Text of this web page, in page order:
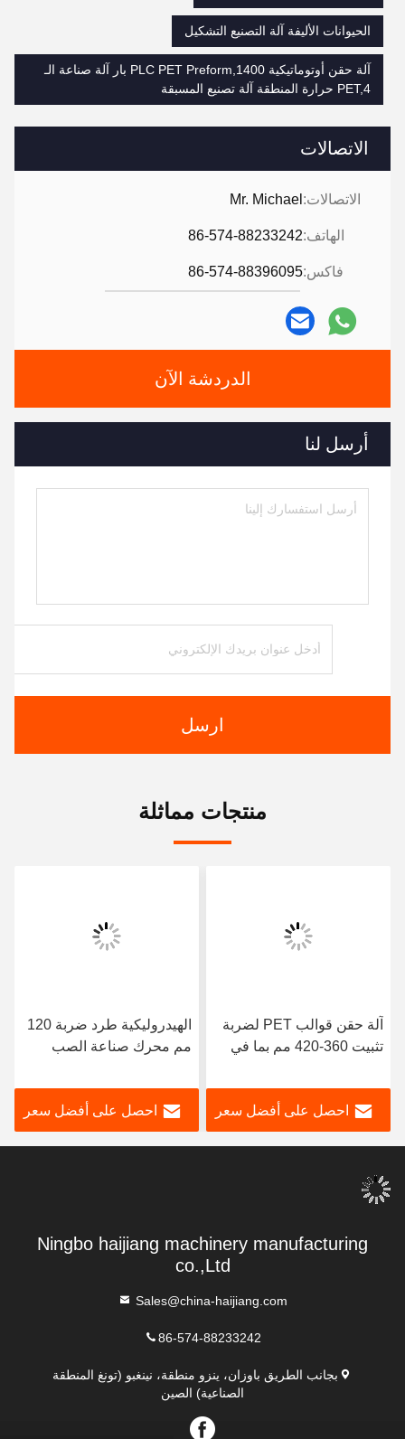
الاتصالات
الاتصالات: Mr. Michael
الهاتف:86-574-88233242
فاكس:86-574-88396095
الدردشة الآن
أرسل لنا
ارسل
الحيوانات الأليفة آلة التصنيع التشكيل
آلة حقن أوتوماتيكية PLC PET Preform,1400 بار آلة صناعة الـ
PET,4 حرارة المنطقة آلة تصنيع المسبقة
منتجات مماثلة
آلة حقن قوالب PET لضربة
تثبيت 360-420 مم بما في
5 قطع قاذف لإنتاج ثابت
احصل على أفضل سعر
الهيدروليكية طرد ضربة 120
مم محرك صناعة الصب
تي مع NAK80 مادة القالب
ومدى ضربة التثبيت 360
420 مم
احصل على أفضل سعر
Ningbo haijiang machinery manufacturing
co.,Ltd
Sales@china-haijiang.com
86-574-88233242
بجانب الطريق باوزان، ينزو منطقة، نينغبو (تونغ المنطقة
الصناعية) الصين